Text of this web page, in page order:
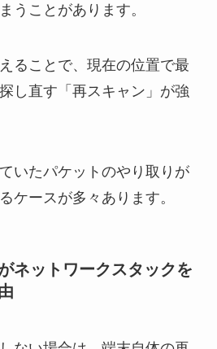
うことがあります。
ることで、現在の位置で最
し直す「再スキャン」が強
いたパケットのやり取りが
ケースが多々あります。
ネットワークスタックを